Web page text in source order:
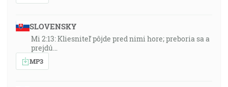
SLOVENSKY
Mi 2:13: Kliesniteľ pôjde pred nimi hore; preboria sa a
prejdú…
MP3